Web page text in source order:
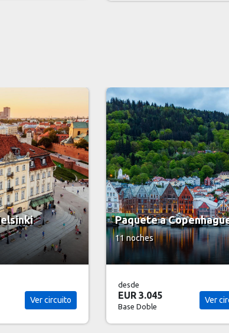
Ver circuito
Paquete a Londres
21 noches
desde
USD 3.312
Base Doble
Ver